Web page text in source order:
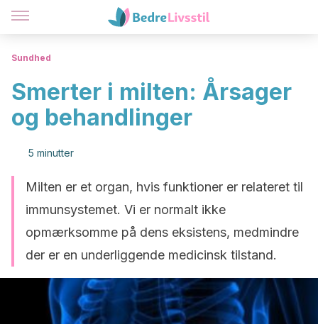
Sundhed
Smerter i milten: Årsager
og behandlinger
5 minutter
Milten er et organ, hvis funktioner er relateret til
immunsystemet. Vi er normalt ikke
opmærksomme på dens eksistens, medmindre
der er en underliggende medicinsk tilstand.